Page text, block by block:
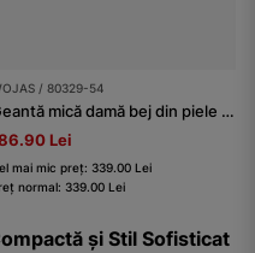
/ 80329-54
Geantă mică damă bej din piele box
Lei
mai mic preț: 339.00 Lei
normal: 339.00 Lei
și Stil Sofisticat